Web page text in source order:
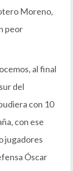
Moreno,
peor
al final
del
con 10
con ese
jugadores
Óscar